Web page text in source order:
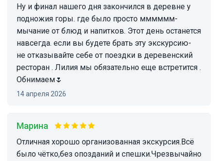
Ну и финал нашего дня закончился в деревне у
подножия горы. где было просто мммммм-
мычание от блюд и напитков. Этот день останется
навсегда. если вы будете брать эту экскурсию-
не отказывайте себе от поездки в деревенский
ресторан . Лилия мы обязательно еще встретится .
Обнимаем🌷
14 апреля 2026
Марина
Отличная хорошо организованная экскурсия.Всё
было чётко,без опозданий и спешки.Чрезвычайно